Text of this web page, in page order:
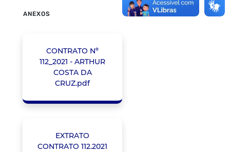
ANEXOS
CONTRATO Nº
112_2021 - ARTHUR
COSTA DA
CRUZ.pdf
EXTRATO
CONTRATO 112.2021